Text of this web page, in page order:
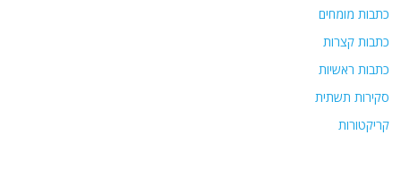
כתבות מומחים
כתבות קצרות
כתבות ראשיות
סקירות תשתית
קריקטורות